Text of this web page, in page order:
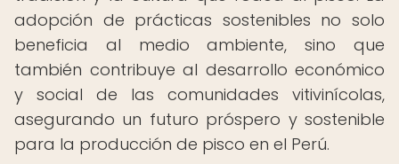
adopción de prácticas sostenibles no solo
beneficia al medio ambiente, sino que
también contribuye al desarrollo económico
y social de las comunidades vitivinícolas,
asegurando un futuro próspero y sostenible
para la producción de pisco en el Perú.